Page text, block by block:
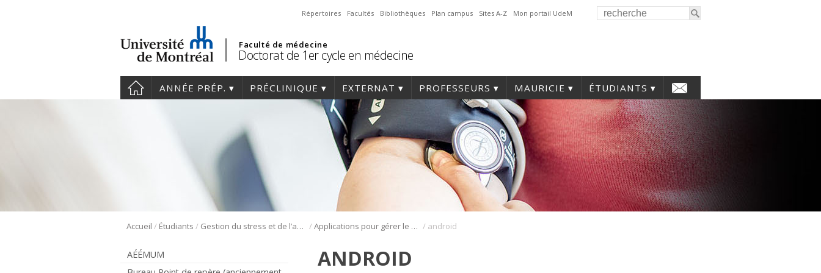
Répertoires Facultés Bibliothèques Plan campus Sites A-Z Mon portail UdeM
Faculté de médecine
Doctorat de 1er cycle en médecine
ANNÉE PRÉP. PRÉCLINIQUE EXTERNAT PROFESSEURS MAURICIE ÉTUDIANTS
Accueil / Étudiants / Gestion du stress et de l’anxiété / Applications pour gérer le stress et l’anxiété / android
AÉÉMUM
ANDROID